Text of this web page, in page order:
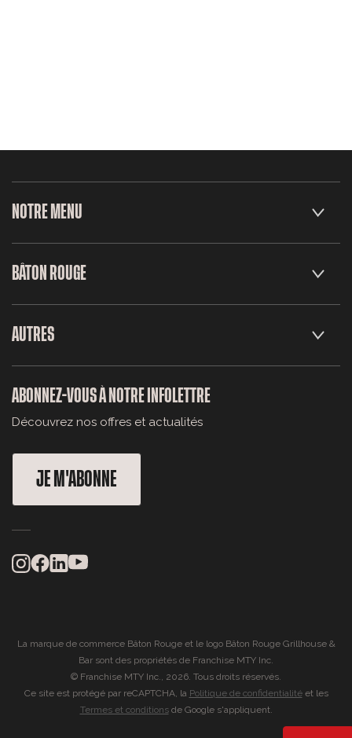
NOTRE MENU
BÂTON ROUGE
AUTRES
ABONNEZ-VOUS À NOTRE INFOLETTRE
Découvrez nos offres et actualités
JE M'ABONNE
La marque de commerce Bâton Rouge et le logo Bâton Rouge Grillhouse &
Bar sont des propriétés de Franchise MTY Inc.
© Franchise MTY Inc., 2026. Tous droits réservés.
Ce site est protégé par reCAPTCHA, la Politique de confidentialitéet les
Termes et conditionsde Google s'appliquent.